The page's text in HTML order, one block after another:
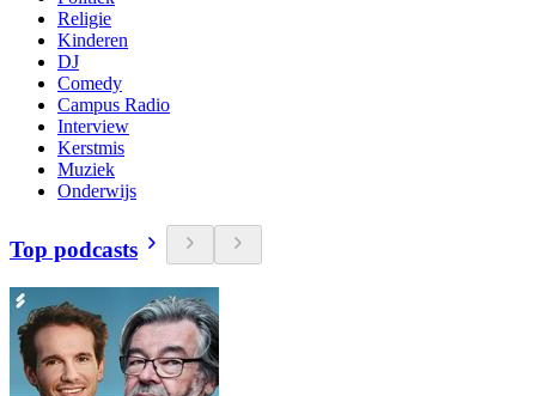
Religie
Kinderen
DJ
Comedy
Campus Radio
Interview
Kerstmis
Muziek
Onderwijs
Top podcasts